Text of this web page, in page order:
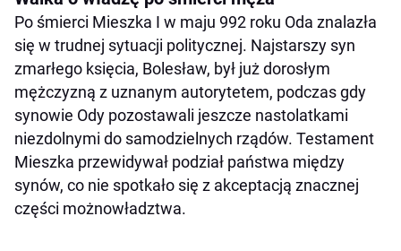
Po śmierci Mieszka I w maju 992 roku Oda znalazła
się w trudnej sytuacji politycznej. Najstarszy syn
zmarłego księcia, Bolesław, był już dorosłym
mężczyzną z uznanym autorytetem, podczas gdy
synowie Ody pozostawali jeszcze nastolatkami
niezdolnymi do samodzielnych rządów. Testament
Mieszka przewidywał podział państwa między
synów, co nie spotkało się z akceptacją znacznej
części możnowładztwa.